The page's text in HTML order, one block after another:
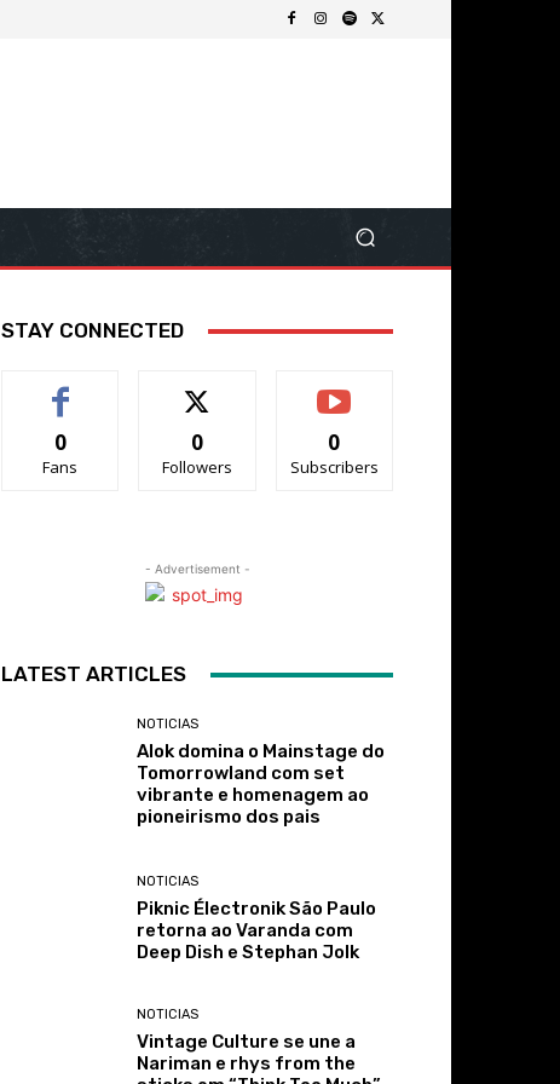
STAY CONNECTED
0
Fans
0
Followers
0
Subscribers
- Advertisement -
LATEST ARTICLES
NOTICIAS
Alok domina o Mainstage do
Tomorrowland com set
vibrante e homenagem ao
pioneirismo dos pais
NOTICIAS
Piknic Électronik São Paulo
retorna ao Varanda com
Deep Dish e Stephan Jolk
NOTICIAS
Vintage Culture se une a
Nariman e rhys from the